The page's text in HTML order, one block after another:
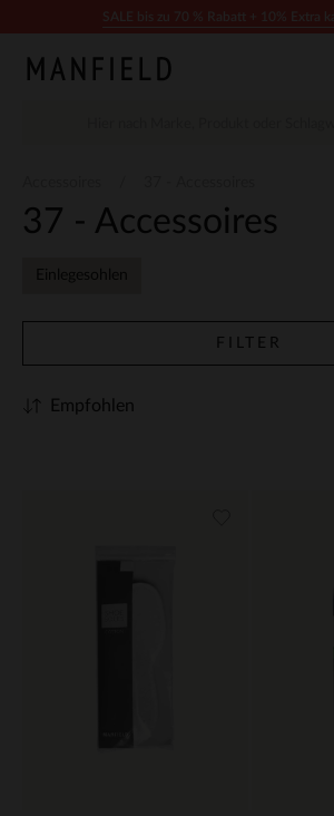
37 - Accessoires
Einlegesohlen
FILTER
Empfohlen